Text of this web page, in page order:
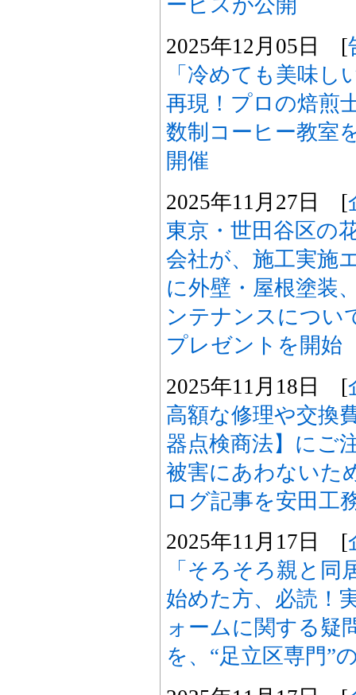
2025年12月05日 [
「冷めても美味し
再現！プロの焙煎
数制コーヒー教室
開催
2025年11月27日 [
東京・世田谷区の
会社が、施工実施
に外壁・屋根塗装
ンテナンスについ
プレゼントを開始
2025年11月18日 [
高額な修理や交換
器点検商法】にご
被害にあわないた
ログ記事を安田工
2025年11月17日 [
「そろそろ親と
始めた方、必読！
ォームに関する疑
を、“足立区専門”